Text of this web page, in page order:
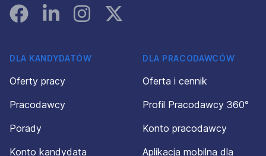
FacebookLinked InInstagramInstagram
DLA KANDYDATÓW
Oferty pracy
Pracodawcy
Porady
Konto kandydata
DLA PRACODAWCÓW
Oferta i cennik
Profil Pracodawcy 360°
Konto pracodawcy
Aplikacja mobilna dla